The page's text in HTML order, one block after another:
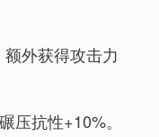
外获得攻击力
压抗性+10%。